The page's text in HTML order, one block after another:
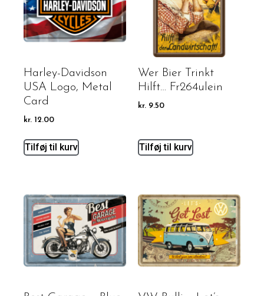
Harley-Davidson
USA Logo, Metal
Card
kr. 12.00
Tilføj til kurv
Wer Bier Trinkt
Hilft… Fr264ulein
kr. 9.50
Tilføj til kurv